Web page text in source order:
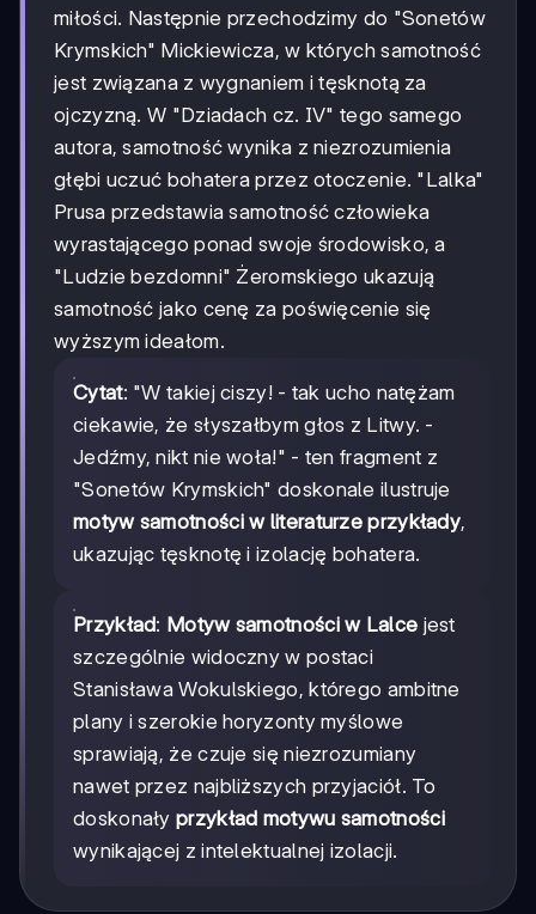
miłości. Następnie przechodzimy do "Sonetów
Krymskich" Mickiewicza, w których samotność
jest związana z wygnaniem i tęsknotą za
ojczyzną. W "Dziadach cz. IV" tego samego
autora, samotność wynika z niezrozumienia
głębi uczuć bohatera przez otoczenie. "Lalka"
Prusa przedstawia samotność człowieka
wyrastającego ponad swoje środowisko, a
"Ludzie bezdomni" Żeromskiego ukazują
samotność jako cenę za poświęcenie się
wyższym ideałom.
Cytat: "W takiej ciszy! - tak ucho natężam
ciekawie, że słyszałbym głos z Litwy. -
Jedźmy, nikt nie woła!" - ten fragment z
"Sonetów Krymskich" doskonale ilustruje
motyw samotności w literaturze przykłady,
ukazując tęsknotę i izolację bohatera.
Przykład: Motyw samotności w Lalce jest
szczególnie widoczny w postaci
Stanisława Wokulskiego, którego ambitne
plany i szerokie horyzonty myślowe
sprawiają, że czuje się niezrozumiany
nawet przez najbliższych przyjaciół. To
doskonałyprzykład motywu samotności
wynikającej z intelektualnej izolacji.